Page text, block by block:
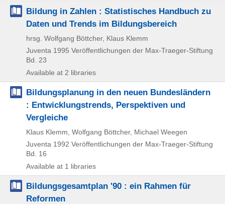
Bildung in Zahlen : Statistisches Handbuch zu
Daten und Trends im Bildungsbereich
hrsg. Wolfgang Böttcher, Klaus Klemm
Juventa 1995 Veröffentlichungen der Max-Traeger-Stiftung
Bd. 23
Available at 2 libraries
Bildungsplanung in den neuen Bundesländern
: Entwicklungstrends, Perspektiven und
Vergleiche
Klaus Klemm, Wolfgang Böttcher, Michael Weegen
Juventa 1992 Veröffentlichungen der Max-Traeger-Stiftung
Bd. 16
Available at 1 libraries
Bildungsgesamtplan '90 : ein Rahmen für
Reformen